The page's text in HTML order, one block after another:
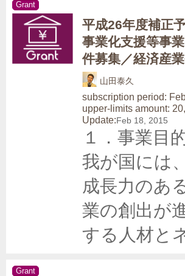
Grant
平成26年度補正
事業化支援等事
件募集／経済産
山田泰久
subscription period:
upper-limits amount:
Update:Feb 18, 2015
１．事業目
我が国には
成長力のあ
業の創出が
する人材と
Grant